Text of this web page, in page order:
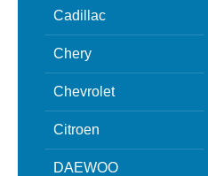
Cadillac
Chery
Chevrolet
Citroen
DAEWOO